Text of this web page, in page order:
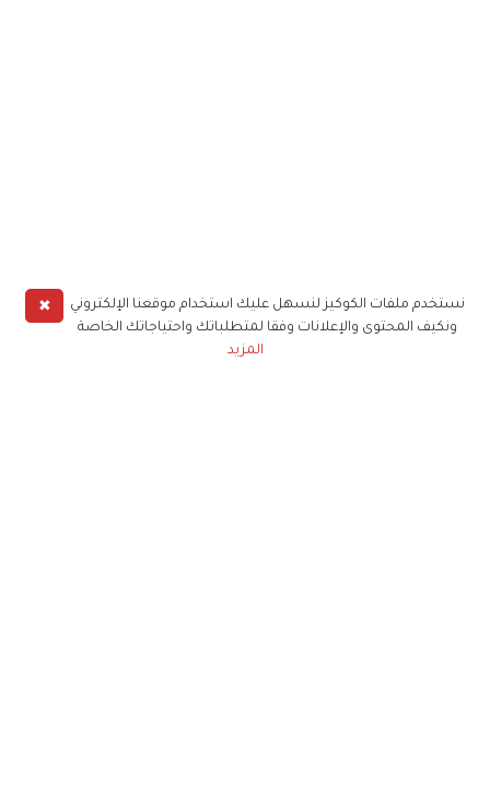
✖
نستخدم ملفات الكوكيز لنسهل عليك استخدام موقعنا الإلكتروني
ونكيف المحتوى والإعلانات وفقا لمتطلباتك واحتياجاتك الخاصة
المزيد